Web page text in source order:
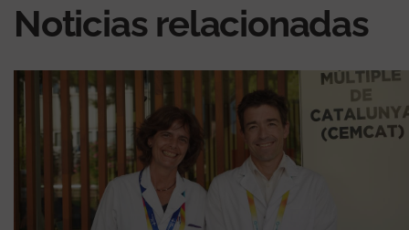
Noticias relacionadas